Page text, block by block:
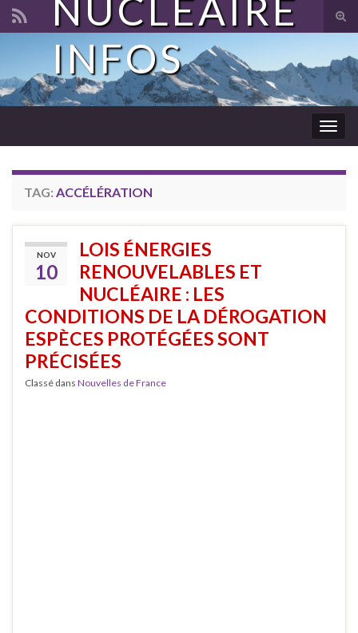
Search for:
NUCLÉAIRE
INFOS
TAG: ACCÉLÉRATION
NOV
10
LOIS ÉNERGIES
RENOUVELABLES ET
NUCLÉAIRE : LES
CONDITIONS DE LA DÉROGATION
ESPÈCES PROTÉGÉES SONT
PRÉCISÉES
Classé dans Nouvelles de France